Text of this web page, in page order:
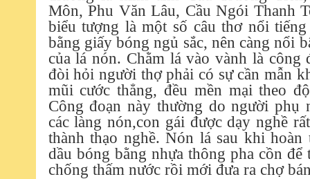
Môn, Phu Văn Lâu, Cầu Ngói Thanh
biểu tượng là một số câu thơ nổi
bằng giấy bóng ngủ sắc, nên càng nổi
của lá nón. Chằm lá vào vành là công
đòi hỏi người thợ phải có sự cần mẫn
mũi cước thẳng, đều mền mại theo
Công đoạn này thường do người phụ
các làng nón,con gái được dạy nghề
thành thạo nghề. Nón lá sau khi
dầu bóng bằng nhựa thông pha cồn
chống thấm nước rồi mới đưa ra chợ